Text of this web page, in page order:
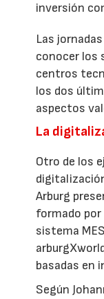
inversión
Las
conocer los
centros
los dos
aspectos
La
Otro de los
Arburg
formado
sistema
basadas en
Según